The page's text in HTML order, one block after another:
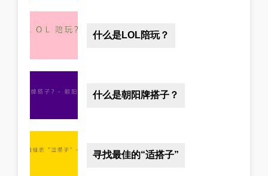
什么是LOL陪玩？
什么是朝阳牌搭子？
寻找最佳的“适搭子”